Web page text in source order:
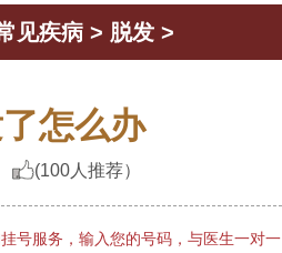
见疾病 > 脱发 >
怎么办
(100人推荐）
号服务，输入您的号码，与医生一对一